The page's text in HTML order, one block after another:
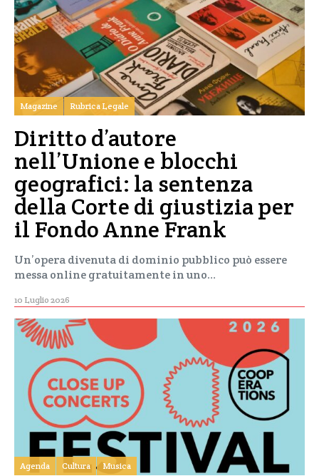
Magazine Rubrica Legale
Diritto d’autore
nell’Unione e blocchi
geografici: la sentenza
della Corte di giustizia per
il Fondo Anne Frank
Un’opera divenuta di dominio pubblico può essere
messa online gratuitamente in uno…
10 Luglio 2026
Agenda Cultura Musica